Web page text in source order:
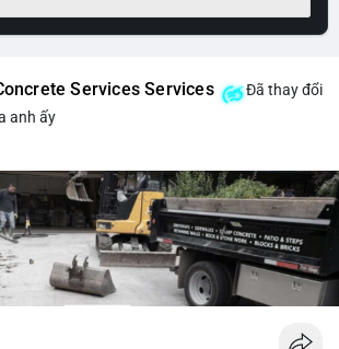
Services Services
Đã thay đổi
anh ấy